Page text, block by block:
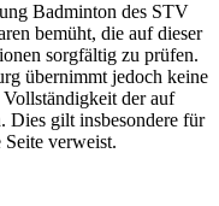
Badminton des STV
bemüht, die auf dieser
sorgfältig zu prüfen.
übernimmt jedoch keine
der auf
Dies gilt insbesondere für
Seite verweist.